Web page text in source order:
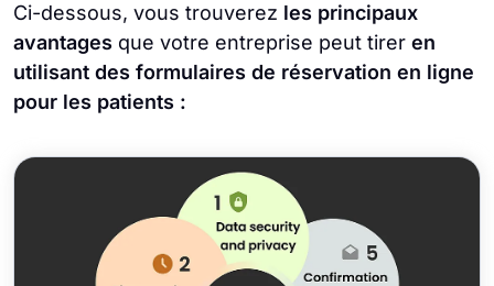
Ci-dessous, vous trouverez les principaux
avantages que votre entreprise peut tirer en
utilisant des formulaires de réservation en ligne
pour les patients :